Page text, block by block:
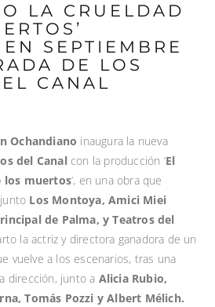
LA CRUELDAD
SEPTIEMBRE
DE LOS
CANAL
Ochandiano inaugura la nueva
del Canalcon la producción ‘El
los muertos‘, en una obra que
Los Montoya, Amici Miei
de Palma, y Teatros del
la actriz y directora ganadora de un
vuelve a los escenarios, tras una
dirección, junto a Alicia Rubio,
Tomás Pozzi y Albert Mélich.